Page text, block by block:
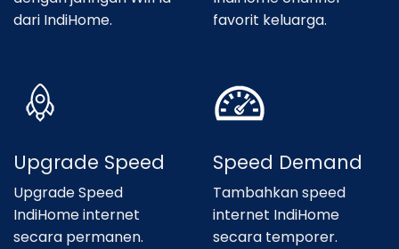
dari IndiHome.
favorit keluarga.
Upgrade Speed
Upgrade Speed
IndiHome internet
secara permanen.
Speed Demand
Tambahkan speed
internet IndiHome
secara temporer.